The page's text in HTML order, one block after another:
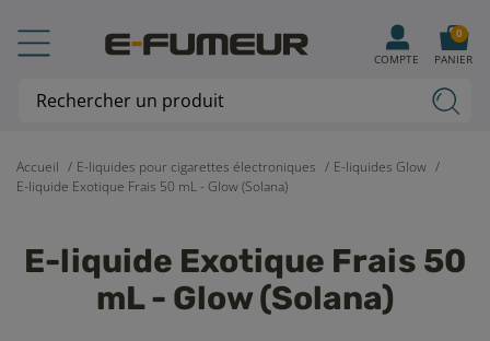
Accueil E-liquides pour cigarettes électroniques
E-liquides Glow
E-liquide Exotique Frais 50 mL - Glow (Solana)
E-liquide Exotique Frais 50
mL - Glow (Solana)
COMPTE PANIER
0